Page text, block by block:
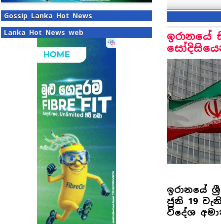
Gossip Lanka Hot News
Lanka Hot News web
ඉරානයේ
ඉරානයේ
ජුනි 19
විදේශ